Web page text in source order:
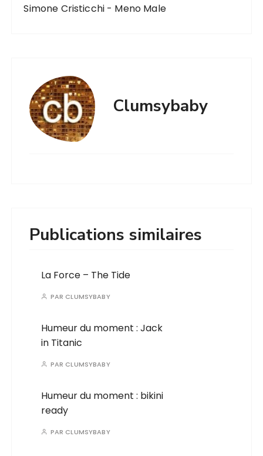
Simone Cristicchi - Meno Male
Clumsybaby
Publications similaires
La Force – The Tide
PAR CLUMSYBABY
Humeur du moment : Jack
in Titanic
PAR CLUMSYBABY
Humeur du moment : bikini
ready
PAR CLUMSYBABY